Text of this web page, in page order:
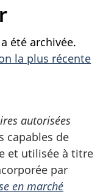
été archivée.
la plus récente
autorisées
capables de
et utilisée à titre
par
en marché